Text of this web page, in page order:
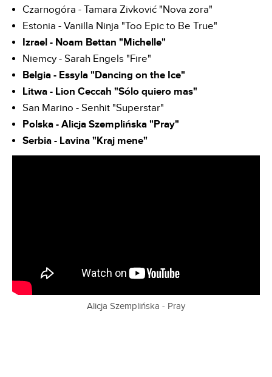
Czarnogóra - Tamara Zivković "Nova zora"
Estonia - Vanilla Ninja "Too Epic to Be True"
Izrael - Noam Bettan "Michelle"
Niemcy - Sarah Engels "Fire"
Belgia - Essyla "Dancing on the Ice"
Litwa - Lion Ceccah "Sólo quiero mas"
San Marino - Senhit "Superstar"
Polska - Alicja Szemplińska "Pray"
Serbia - Lavina "Kraj mene"
Alicja Szemplińska - Pray